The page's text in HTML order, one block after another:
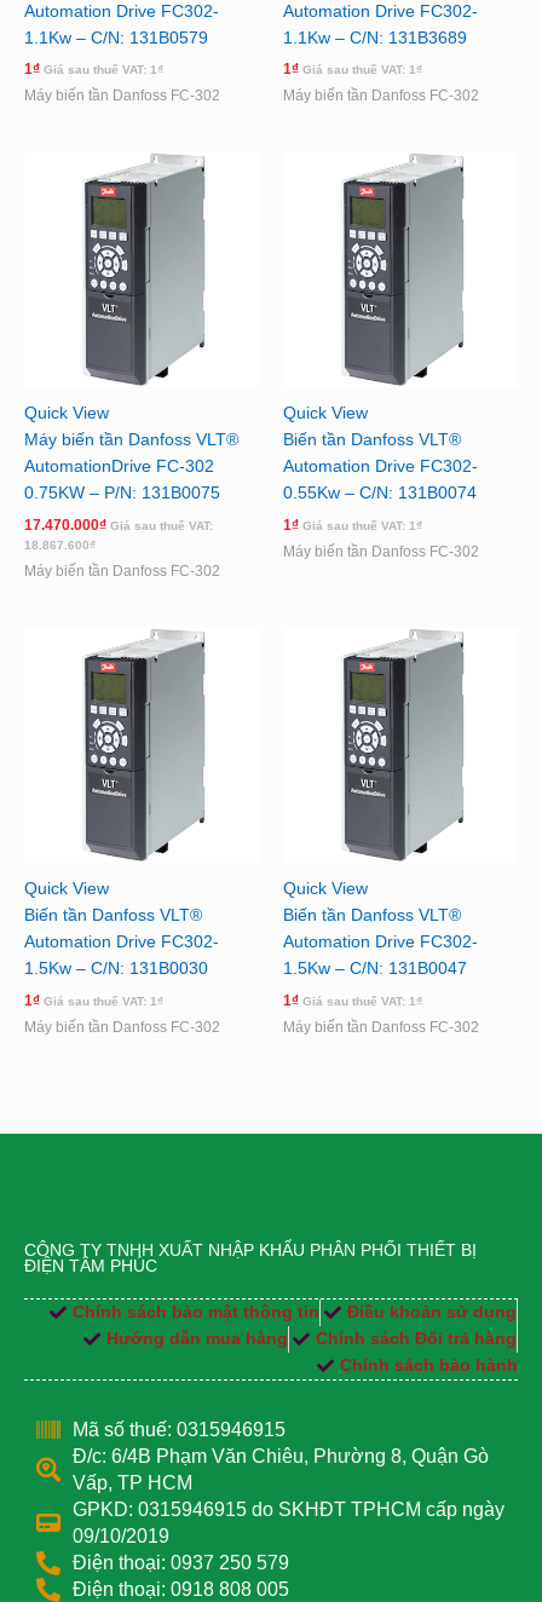
Automation Drive FC302-
1.1Kw – C/N: 131B0579
1₫ Giá sau thuế VAT: 1₫
Máy biến tần Danfoss FC-302
Automation Drive FC302-
1.1Kw – C/N: 131B3689
1₫ Giá sau thuế VAT: 1₫
Máy biến tần Danfoss FC-302
Quick View
Máy biến tần Danfoss VLT®
AutomationDrive FC-302
0.75KW – P/N: 131B0075
17.470.000₫ Giá sau thuế VAT:
18.867.600₫
Máy biến tần Danfoss FC-302
Quick View
Biến tần Danfoss VLT®
Automation Drive FC302-
0.55Kw – C/N: 131B0074
1₫ Giá sau thuế VAT: 1₫
Máy biến tần Danfoss FC-302
Quick View
Biến tần Danfoss VLT®
Automation Drive FC302-
1.5Kw – C/N: 131B0030
1₫ Giá sau thuế VAT: 1₫
Máy biến tần Danfoss FC-302
Quick View
Biến tần Danfoss VLT®
Automation Drive FC302-
1.5Kw – C/N: 131B0047
1₫ Giá sau thuế VAT: 1₫
Máy biến tần Danfoss FC-302
CÔNG TY TNHH XUẤT NHẬP KHẨU PHÂN PHỐI THIẾT BỊ
ĐIỆN TÂM PHÚC
Chính sách bảo mật thông tin
Điều khoản sử dụng
Hướng dẫn mua hàng
Chính sách Đổi trả hàng
Chính sách bảo hành
Mã số thuế: 0315946915
Đ/c: 6/4B Phạm Văn Chiêu, Phường 8, Quận Gò
Vấp, TP HCM
GPKD: 0315946915 do SKHĐT TPHCM cấp ngày
09/10/2019
Điện thoại: 0937 250 579
Điện thoại: 0918 808 005